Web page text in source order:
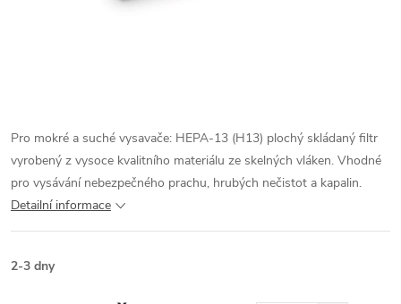
Pro mokré a suché vysavače: HEPA-13 (H13) plochý skládaný filtr
vyrobený z vysoce kvalitního materiálu ze skelných vláken. Vhodné
pro vysávání nebezpečného prachu, hrubých nečistot a kapalin.
Detailní informace
2-3 dny